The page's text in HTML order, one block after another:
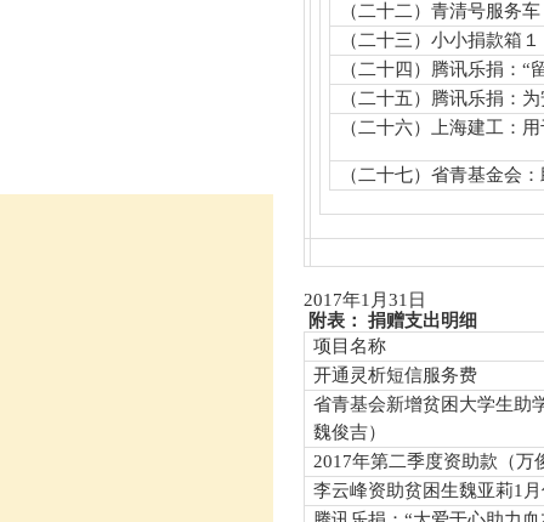
（二十二）青清号服务
（二十三）小小捐款箱
（二十四）腾讯乐捐：“
（二十五）腾讯乐捐：
（二十六）上海建工：
（二十七）省青基金会
2017年1 月 31 日
附表： 捐赠支出明细
项目名称
开通灵析短信服务费
省青基会新增贫困大学生助
魏俊吉）
2017年第二季度资助款（万
李云峰资助贫困生魏亚莉1